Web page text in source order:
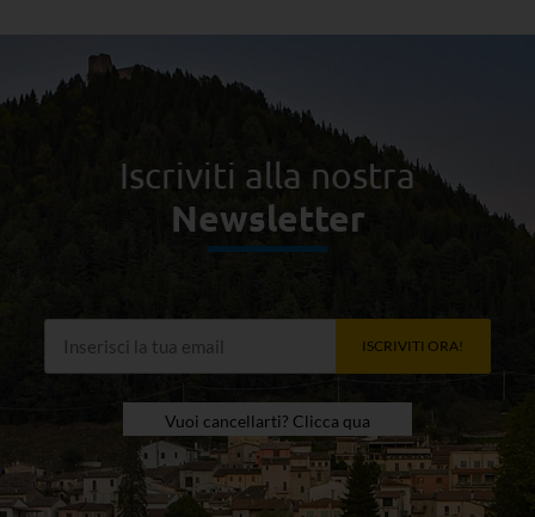
Iscriviti alla nostra
Newsletter
ISCRIVITI ORA!
Vuoi cancellarti? Clicca qua